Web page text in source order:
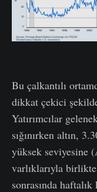
Bu çalkantılı
dikkat çekici
Yatırımcılar
sığınırken altın,
yüksek seviyesine
varlıklarıyla
sonrasında